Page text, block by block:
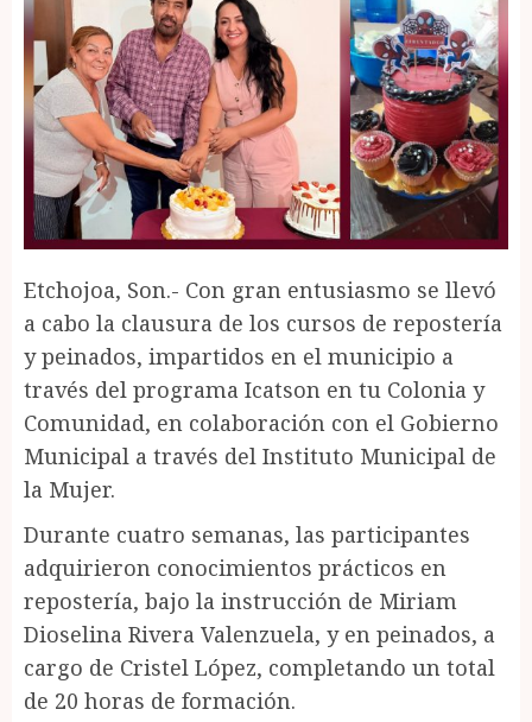
Etchojoa, Son.- Con gran entusiasmo se llevó
a cabo la clausura de los cursos de repostería
y peinados, impartidos en el municipio a
través del programa Icatson en tu Colonia y
Comunidad, en colaboración con el Gobierno
Municipal a través del Instituto Municipal de
la Mujer.
Durante cuatro semanas, las participantes
adquirieron conocimientos prácticos en
repostería, bajo la instrucción de Miriam
Dioselina Rivera Valenzuela, y en peinados, a
cargo de Cristel López, completando un total
de 20 horas de formación.